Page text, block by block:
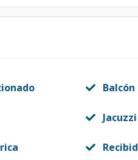
Balcón
Jacuzzi